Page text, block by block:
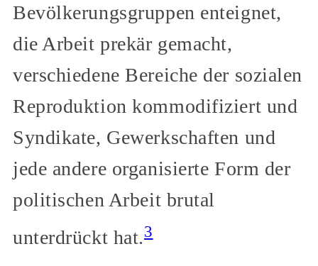
Bevölkerungsgruppen enteignet,
die Arbeit prekär gemacht,
verschiedene Bereiche der sozialen
Reproduktion kommodifiziert und
Syndikate, Gewerkschaften und
jede andere organisierte Form der
politischen Arbeit brutal
unterdrückt hat.3